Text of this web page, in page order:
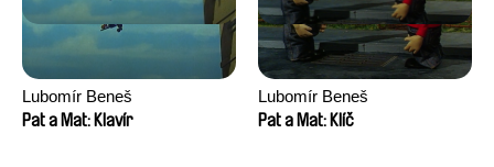
Lubomír Beneš
Pat a Mat: Klavír
Lubomír Beneš
Pat a Mat: Klíč